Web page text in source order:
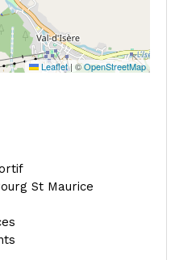
Leaflet | ©OpenStreetMap
St Maurice